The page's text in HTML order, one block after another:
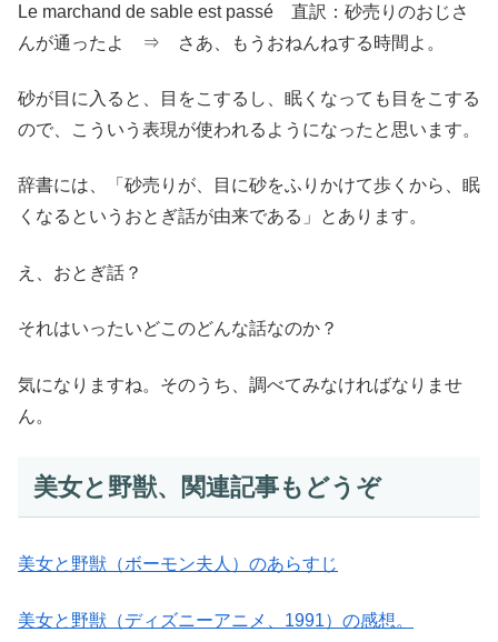
Le marchand de sable est passé 直訳：砂売りのおじさ
んが通ったよ ⇒ さあ、もうおねんねする時間よ。
砂が目に入ると、目をこするし、眠くなっても目をこする
ので、こういう表現が使われるようになったと思います。
辞書には、「砂売りが、目に砂をふりかけて歩くから、眠
くなるというおとぎ話が由来である」とあります。
え、おとぎ話？
それはいったいどこのどんな話なのか？
気になりますね。そのうち、調べてみなければなりませ
ん。
美女と野獣、関連記事もどうぞ
美女と野獣（ボーモン夫人）のあらすじ
美女と野獣（ディズニーアニメ、1991）の感想。